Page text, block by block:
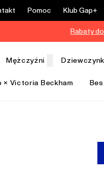
Pomoc Klub Gap+
Rabaty
Mężczyźni
× Victoria Beckham